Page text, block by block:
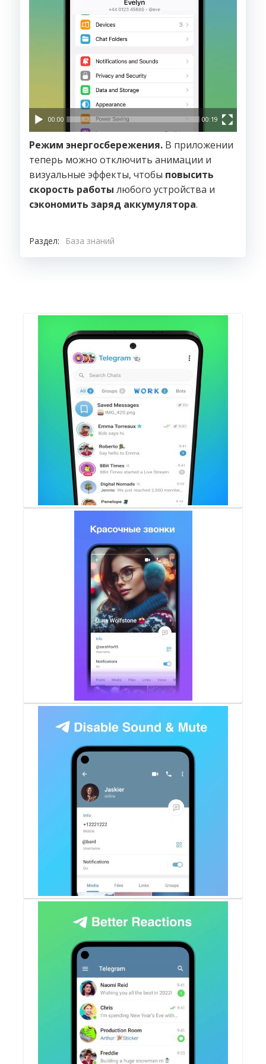
00:00 00:19
Режим энергосбережения. В приложении
теперь можно отключить анимации и
визуальные эффекты, чтобы повысить
скорость работы любого устройства и
сэкономить заряд аккумулятора.
Раздел: База знаний